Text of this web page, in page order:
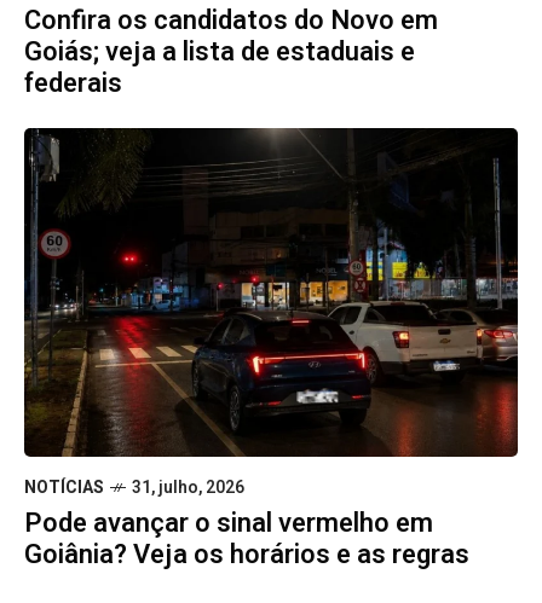
Confira os candidatos do Novo em
Goiás; veja a lista de estaduais e
federais
NOTÍCIAS 31, julho, 2026
Pode avançar o sinal vermelho em
Goiânia? Veja os horários e as regras